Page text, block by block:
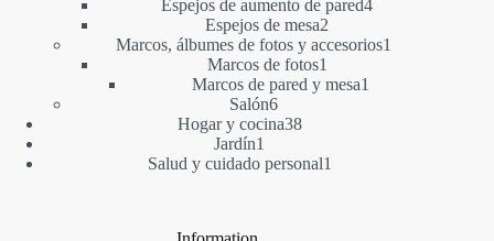
productos
Espejos de aumento de pared44
Espejos de mesa2
productos
Marcos, álbumes de fotos y accesorios1
Marcos de fotos1
producto
Marcos de pared y mesa1
Salón66
productos
Hogar y cocina3838
Jardín1
producto
Salud y cuidado personal1